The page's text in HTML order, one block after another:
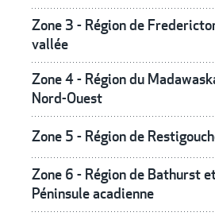
Zone 3 - Région de
vallée
Zone 4 - Région du
Nord-Ouest
Zone 5 - Région de
Zone 6 - Région de Bathurst
Péninsule acadienne